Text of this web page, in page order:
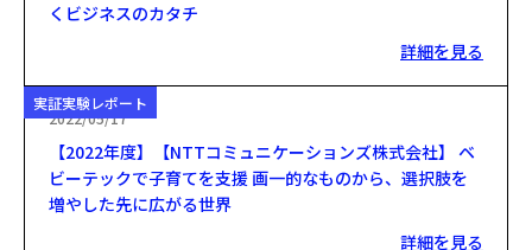
くビジネスのカタチ
詳細を見る
実証実験レポート
2022/05/17
【2022年度】【NTTコミュニケーションズ株式会社】 ベ
ビーテックで子育てを支援 画一的なものから、選択肢を
増やした先に広がる世界
詳細を見る